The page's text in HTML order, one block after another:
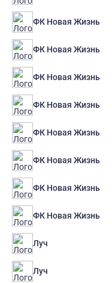
ФК Новая Жизнь
ФК Новая Жизнь
ФК Новая Жизнь
ФК Новая Жизнь
ФК Новая Жизнь
ФК Новая Жизнь
ФК Новая Жизнь
ФК Новая Жизнь
Луч
Луч